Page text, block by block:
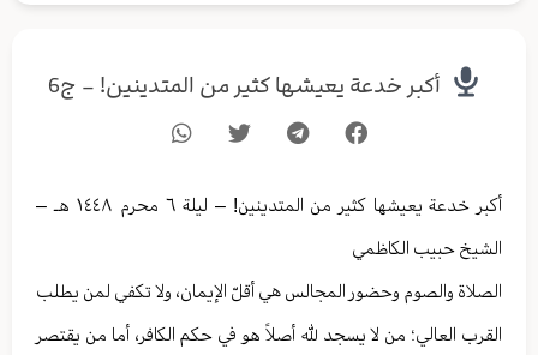
أكبر خدعة يعيشها كثير من المتدينين! – ج6
أكبر خدعة يعيشها كثير من المتدينين! – ليلة ٦ محرم ١٤٤٨ هـ –
الشيخ حبيب الكاظمي
الصلاة والصوم وحضور المجالس هي أقلّ الإيمان، ولا تكفي لمن يطلب
القرب العالي؛ من لا يسجد لله أصلاً هو في حكم الكافر، أما من يقتصر